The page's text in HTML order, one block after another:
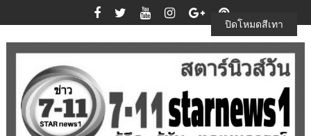
to
content
ปิดโหมดสีเทา